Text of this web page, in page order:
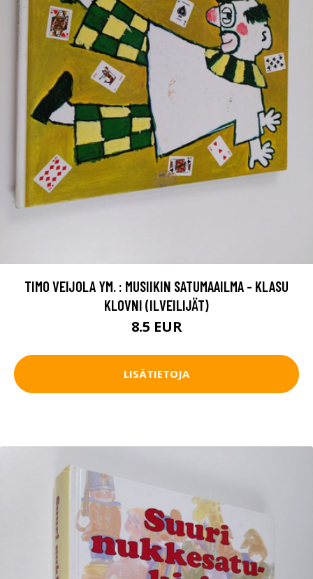
TIMO VEIJOLA YM. : MUSIIKIN SATUMAAILMA - KLASU
KLOVNI (ILVEILIJÄT)
8.5 EUR
LISÄTIETOJA